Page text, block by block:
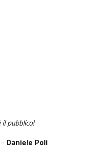
il pubblico!
Daniele Poli